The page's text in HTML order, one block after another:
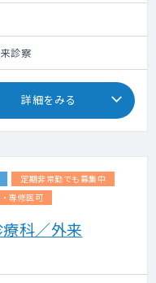
診察
詳細をみる
定期非常勤でも募集中
専修医可
科／外来